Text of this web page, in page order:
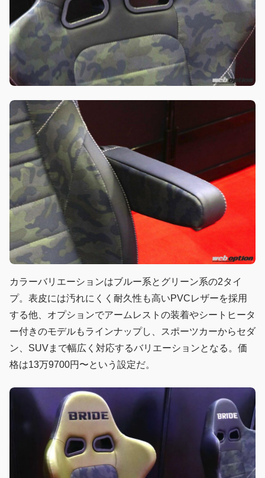
カラーバリエーションはブルー系とグリーン系の2タイ
プ。表皮には汚れにくく耐久性も高いPVCレザーを採用
する他、オプションでアームレストの装着やシートヒータ
ー付きのモデルもラインナップし、スポーツカーからセダ
ン、SUVまで幅広く対応するバリエーションとなる。価
格は13万9700円〜という設定だ。